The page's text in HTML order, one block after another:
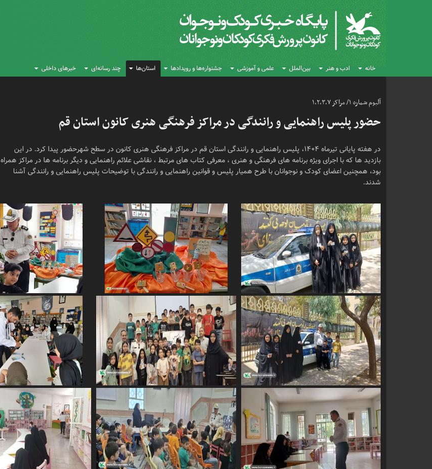
خانه ادب و هنر بین‌الملل علمی و آموزشی جشنواره‌ها و رویدادها استان‌ها چند رسانه‌ای خبرهای داخلی
آلبوم شماره ۱/ مراکز ۱،۲،۳،۷
حضور پلیس راهنمایی و رانندگی در مراکز فرهنگی هنری کانون استان قم
در هفته پایانی تیرماه ۱۴۰۴، پلیس راهنمایی و رانندگی استان قم در مراکز فرهنگی هنری کانون در سطح شهرحضور پیدا کرد. در این
بازدید ها که با اجرای ویژه برنامه های فرهنگی و هنری ، معرفی کتاب های مرتبط ، نقاشی علائم راهنمایی و دیگر برنامه ها در مراکز همراه
بود، همچنین اعضای کودک و نوجوانان با طرح همیار پلیس و قوانین راهنمایی و رانندگی با توضیحات پلیس راهنمایی و رانندگی آشنا
شدند.